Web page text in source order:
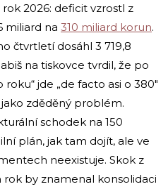
2026: deficit vzrostl z
miliard na 310 miliard korun.
čtvrtletí dosáhl 3 719,8
na tiskovce tvrdil, že po
jde „de facto asi o 380″
zděděný problém.
schodek na 150
plán, jak tam dojít, ale ve
neexistuje. Skok z
rok by znamenal konsolidaci